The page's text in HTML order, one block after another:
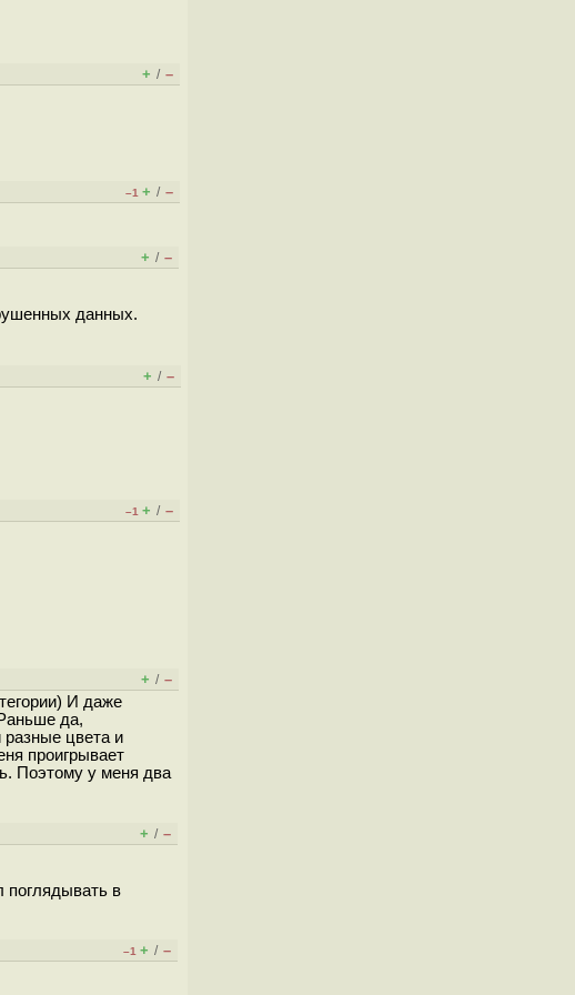
+ / –
–1 + / –
+ / –
данных.
+ / –
–1 + / –
+ / –
И даже
да,
разные цвета и
проигрывает
Поэтому у меня два
+ / –
поглядывать в
–1 + / –